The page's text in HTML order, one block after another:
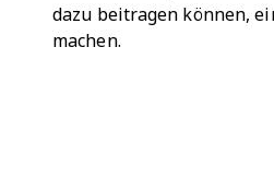
dazu beitragen können,
machen.